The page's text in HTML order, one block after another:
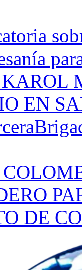
EN
DE